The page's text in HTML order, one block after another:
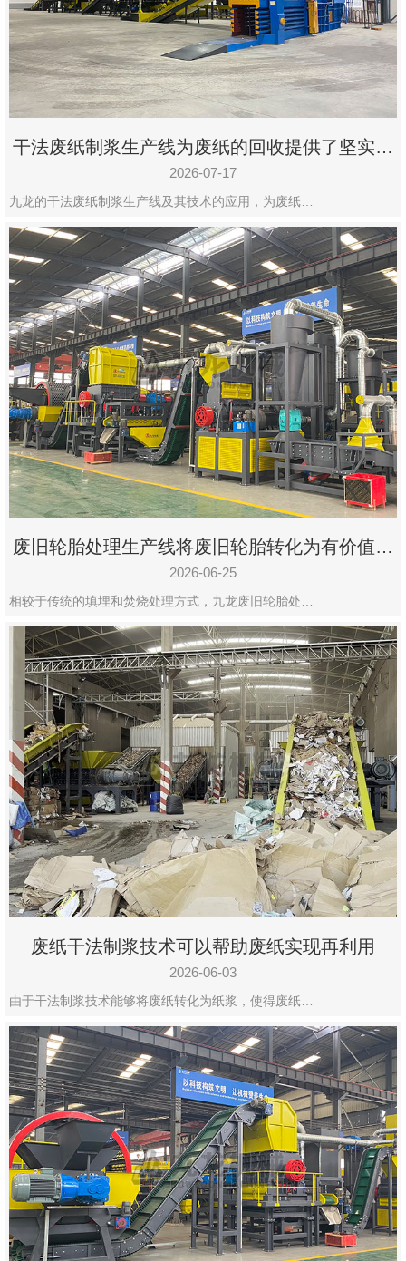
19020390
号-1
干法废纸制浆生产线为废纸的回收提供了坚实的
保障
2026-07-17
九龙的干法废纸制浆生产线及其技术的应用，为废纸…
废旧轮胎处理生产线将废旧轮胎转化为有价值的
资源
2026-06-25
相较于传统的填埋和焚烧处理方式，九龙废旧轮胎处…
废纸干法制浆技术可以帮助废纸实现再利用
2026-06-03
由于干法制浆技术能够将废纸转化为纸浆，使得废纸…